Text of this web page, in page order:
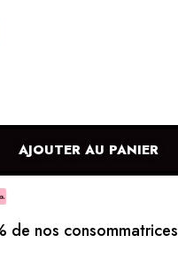
AJOUTER AU PANIER
de nos consommatrices